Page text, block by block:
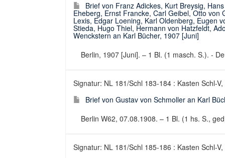
Brief von Franz Adickes, Kurt Breysig,
Eheberg, Ernst Francke, Carl Geibel, Otto von
Lexis, Edgar Loening, Karl Oldenberg, Eugen
Stieda, Hugo Thiel, Hermann von Hatzfeldt,
Wenckstern an Karl Bücher, 1907 [Juni]
Berlin, 1907 [Juni]. – 1 Bl. (1 masch. S.). -
Signatur: NL 181/Schl 183-184 : Kasten Schl-
Brief von Gustav von Schmoller an Karl
Berlin W62, 07.08.1908. – 1 Bl. (1 hs. S.,
Signatur: NL 181/Schl 185-186 : Kasten Schl-